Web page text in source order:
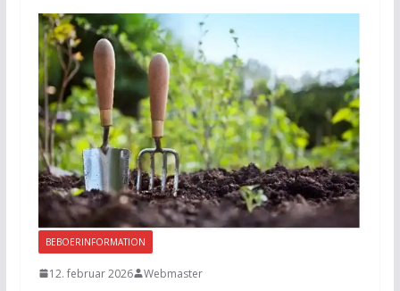
BEBOERINFORMATION
12. februar 2026 Webmaster